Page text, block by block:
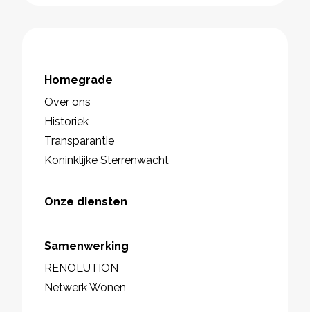
Homegrade
Over ons
Historiek
Transparantie
Koninklijke Sterrenwacht
Onze diensten
Samenwerking
RENOLUTION
Netwerk Wonen